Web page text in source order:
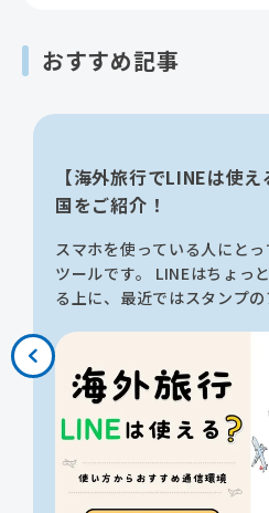
おすすめ記事
【海外旅行でLINEは使
国をご紹介！
スマホを使っている人にと
ツールです。 LINEはちょっ
る上に、最近ではスタンプ